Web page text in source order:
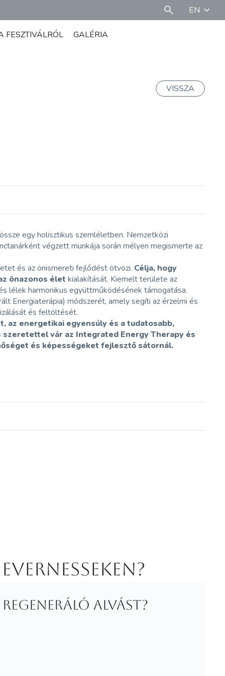
EN
FESZTIVÁLRÓL GALÉRIA
VISSZA
egy holisztikus szemléletben. Nemzetközi
végzett munkája során mélyen megismerte az
és az önismereti fejlődést ötvözi. Célja, hogy
önazonos élet kialakítását. Kiemelt területe az
lélek harmonikus együttműködésének támogatása.
Energiaterápia) módszerét, amely segíti az érzelmi és
és feltöltését.
az energetikai egyensúly és a tudatosabb,
vár az Integrated Energy Therapy és
és képességeket fejlesztő sátornál.
alvást?